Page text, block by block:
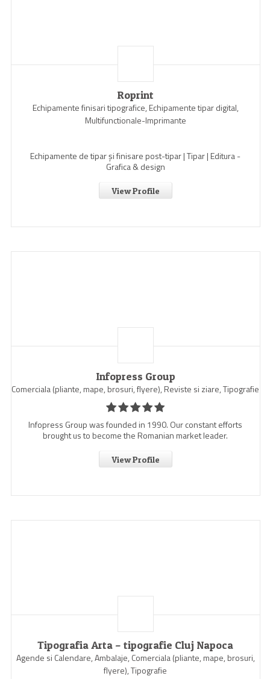
Roprint
Echipamente finisari tipografice, Echipamente tipar digital,
Multifunctionale-Imprimante
Echipamente de tipar și finisare post-tipar | Tipar | Editura -
Grafica & design
View Profile
Infopress Group
Comerciala (pliante, mape, brosuri, flyere), Reviste si ziare, Tipografie
Infopress Group was founded in 1990. Our constant efforts
brought us to become the Romanian market leader.
View Profile
Tipografia Arta – tipografie Cluj Napoca
Agende si Calendare, Ambalaje, Comerciala (pliante, mape, brosuri,
flyere), Tipografie